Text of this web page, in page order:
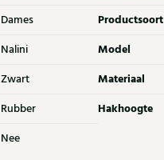
Dames Productsoort
Nalini Model
Zwart Materiaal
Rubber Hakhoogte
Nee